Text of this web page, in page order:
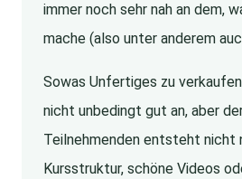
immer noch sehr nah an dem,
mache (also unter anderem
Sowas Unfertiges zu
nicht unbedingt gut an, aber
Teilnehmenden entsteht nicht
Kursstruktur, schöne Videos